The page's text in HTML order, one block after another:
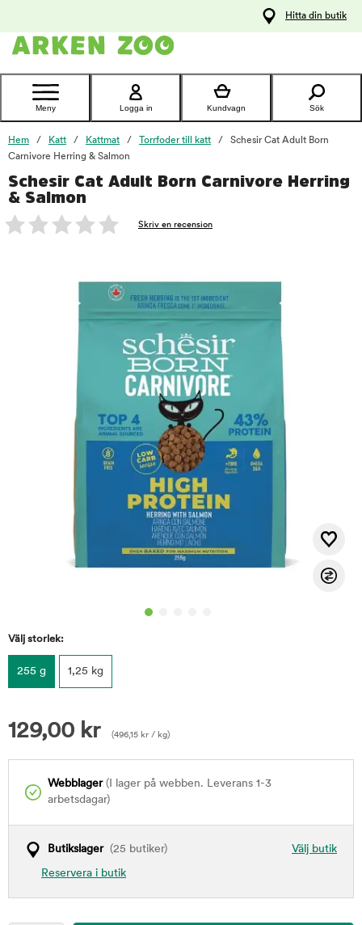
Kontakta
Hitta din butik
Meny Logga in Kundvagn Sök
Hem Katt Kattmat Torrfoder till katt
Schesir Cat Adult Born
Carnivore Herring & Salmon
Schesir Cat Adult Born Carnivore Herring
& Salmon
Skriv en recension
Välj storlek:
255 g 1,25 kg
129,00 kr (496,15 kr / kg)
Webblager(I lager på webben. Leverans 1-3
arbetsdagar)
Välj butik
Butikslager(25 butiker)
Reservera i butik
foo